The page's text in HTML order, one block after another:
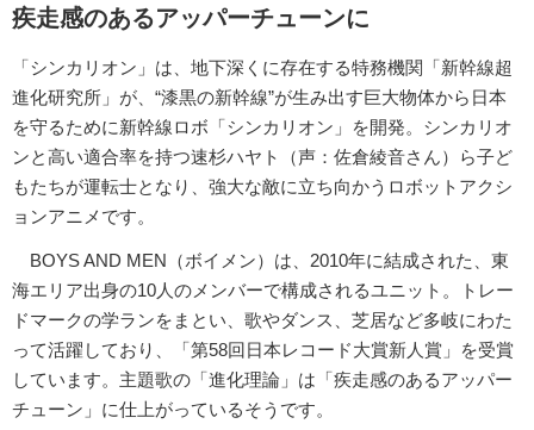
疾走感のあるアッパーチューンに
「シンカリオン」は、地下深くに存在する特務機関「新幹線超
進化研究所」が、“漆黒の新幹線”が生み出す巨大物体から日本
を守るために新幹線ロボ「シンカリオン」を開発。シンカリオ
ンと高い適合率を持つ速杉ハヤト（声：佐倉綾音さん）ら子ど
もたちが運転士となり、強大な敵に立ち向かうロボットアクシ
ョンアニメです。
BOYS AND MEN（ボイメン）は、2010年に結成された、東
海エリア出身の10人のメンバーで構成されるユニット。トレー
ドマークの学ランをまとい、歌やダンス、芝居など多岐にわた
って活躍しており、「第58回日本レコード大賞新人賞」を受賞
しています。主題歌の「進化理論」は「疾走感のあるアッパー
チューン」に仕上がっているそうです。